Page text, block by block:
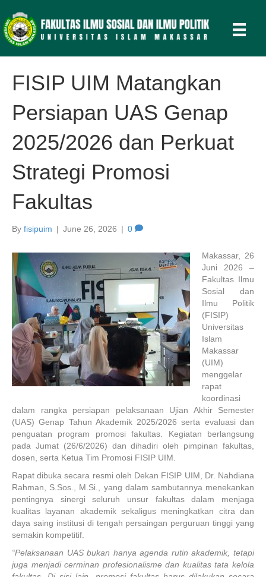
FISIP UIM Matangkan
Persiapan UAS Genap
2025/2026 dan Perkuat
Strategi Promosi
Fakultas
By fisipuim | June 26, 2026 | 0
Makassar, 26
Juni 2026 –
Fakultas Ilmu
Sosial dan
Ilmu Politik
(FISIP)
Universitas
Islam
Makassar
(UIM)
menggelar
rapat
koordinasi
dalam rangka persiapan pelaksanaan Ujian Akhir Semester
(UAS) Genap Tahun Akademik 2025/2026 serta evaluasi dan
penguatan program promosi fakultas. Kegiatan berlangsung
pada Jumat (26/6/2026) dan dihadiri oleh pimpinan fakultas,
dosen, serta Ketua Tim Promosi FISIP UIM.
Rapat dibuka secara resmi oleh Dekan FISIP UIM, Dr. Nahdiana
Rahman, S.Sos., M.Si., yang dalam sambutannya menekankan
pentingnya sinergi seluruh unsur fakultas dalam menjaga
kualitas layanan akademik sekaligus meningkatkan citra dan
daya saing institusi di tengah persaingan perguruan tinggi yang
semakin kompetitif.
“Pelaksanaan UAS bukan hanya agenda rutin akademik, tetapi
juga menjadi cerminan profesionalisme dan kualitas tata kelola